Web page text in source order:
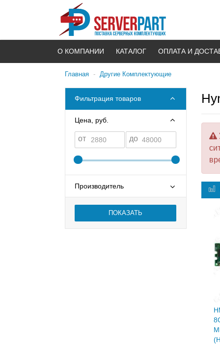
О КОМПАНИИ КАТАЛОГ ОПЛАТА И
Главная - Другие Комплектующие
Фильтрация товаров
Цена, руб.
от до
Производитель